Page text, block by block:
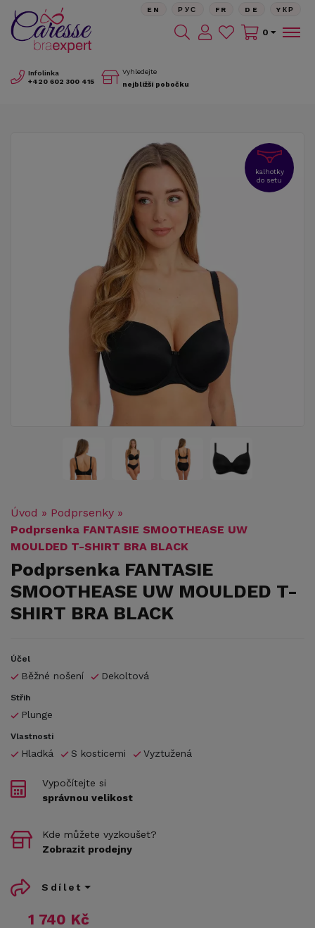
Infolinka
+420 602 300 415
Vyhledejte
nejbližší pobočku
EN РУС FR DE YКР
0
kalhotky
do setu
Úvod » Podprsenky »
Podprsenka FANTASIE SMOOTHEASE UW
MOULDED T-SHIRT BRA BLACK
Podprsenka FANTASIE
SMOOTHEASE UW MOULDED T-
SHIRT BRA BLACK
Účel
Běžné nošení Dekoltová
Střih
Plunge
Vlastnosti
Hladká S kosticemi Vyztužená
1 740 Kč
Vypočítejte si
správnou velikost
Kde můžete vyzkoušet?
Zobrazit prodejny
Sdílet